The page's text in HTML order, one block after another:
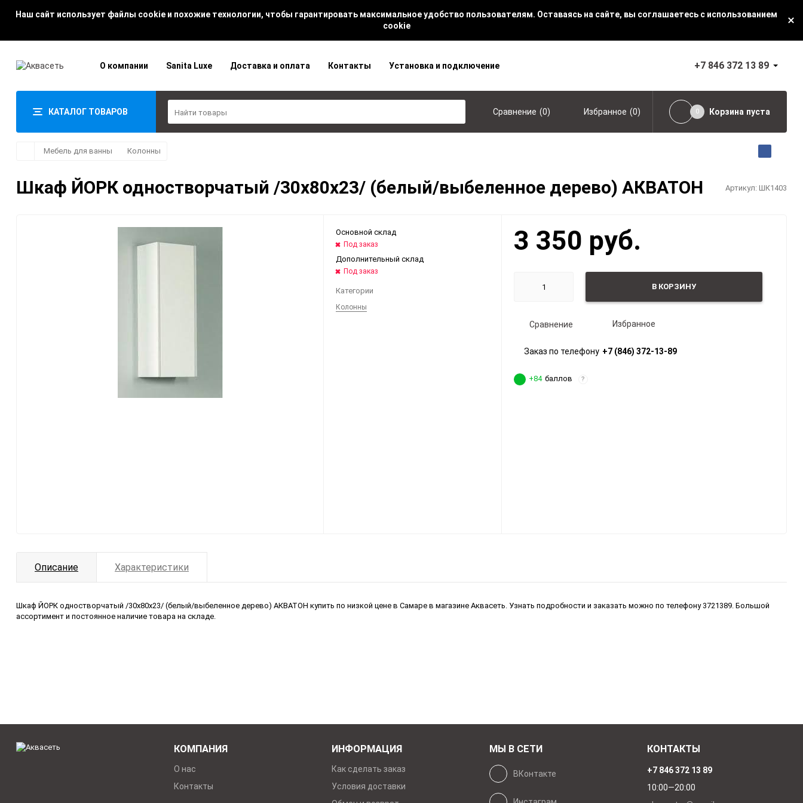
Наш сайт использует файлы cookie и похожие технологии, чтобы гарантировать максимальное удобство пользователям. Оставаясь на сайте, вы соглашаетесь с использованием
cookie
О компании Sanita Luxe Доставка и оплата Контакты Установка и подключение +7 846 372 13 89
КАТАЛОГ ТОВАРОВ Сравнение (0) Избранное (0) 0 Корзина пуста
Мебель для ванны Колонны
Шкаф ЙОРК одностворчатый /30х80х23/ (белый/выбеленное дерево) АКВАТОН Артикул: ШК1403
Основной склад
Под заказ
Дополнительный склад
Под заказ
Категории
Колонны
3 350 руб.
В КОРЗИНУ
Сравнение Избранное
Заказ по телефону +7 (846) 372-13-89
+84 баллов ?
Описание Характеристики
Шкаф ЙОРК одностворчатый /30х80х23/ (белый/выбеленное дерево) АКВАТОН купить по низкой цене в Самаре в магазине Аквасеть. Узнать подробности и заказать можно по телефону 3721389. Большой
ассортимент и постоянное наличие товара на складе.
КОМПАНИЯ
О нас
Контакты
ИНФОРМАЦИЯ
Как сделать заказ
Условия доставки
МЫ В СЕТИ
ВКонтакте
КОНТАКТЫ
+7 846 372 13 89
10:00—20:00